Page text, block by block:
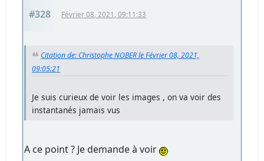
#328 Février 08, 2021, 09:11:33
Citation de: Christophe NOBER le Février 08, 2021,
09:05:21
Je suis curieux de voir les images , on va voir des
instantanés jamais vus
A ce point ? Je demande à voir